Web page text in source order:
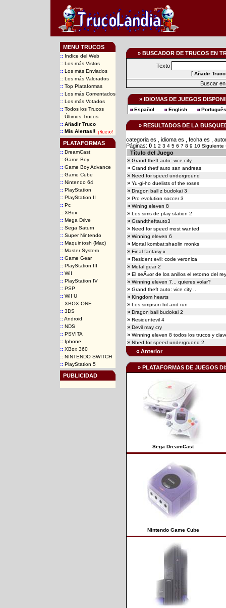
MENU TRUCOS
::Indice del Web
::Los más Vistos
::Los más Enviados
::Los más Valorados
::Top Plataformas
::Los más Comentados
::Los más Votados
::Todos los Trucos
::Últimos Trucos
:: Añadir Truco
:: Mis Alertas!!
PLATAFORMAS
::DreamCast
::Game Boy
::Game Boy Advance
::Game Cube
::Nintendo 64
::PlayStation
::PlayStation II
::Pc
::XBox
::Mega Drive
::Sega Saturn
::Super Nintendo
::Maquintosh (Mac)
::Master System
::Game Gear
::PlayStation III
::WII
::PlayStation IV
::PSP
::WII U
::XBOX ONE
::3DS
::Android
::NDS
::PSVITA
::Iphone
::XBox 360
::NINTENDO SWITCH
::PlayStation 5
PUBLICIDAD
» BUSCADOR DE TRUCOS EN
Texto
[ Añadir Truco
Buscar
» IDIOMAS DE JUEGOS
Español English Português
» RESULTADOS DE LA
categoria es , idioma es , fecha es ,
Páginas: 0 1 2 3 4 5 6 7 8 9 10 Siguiente
Título del Juego
» Grand theft auto: vice city
» Grand thetf auto san andreas
» Need for speed underground
» Yu-gi-ho duelists of the roses
» Dragon ball z budokai 3
» Pro evolution soccer 3
» Wining eleven 8
» Los sims de play station 2
» Grandtheftauto3
» Need for speed most wanted
» Winning eleven 6
» Mortal kombat:shaolin monks
» Final fantasy x
» Resident evil: code veronica
» Metal gear 2
» El seÃ±or de los anillos el retorno del rey
» Winning eleven 7... quieres volar?
» Grand theft auto: vice city ..
» Kingdom hearts
» Los simpson hit and run
» Dragon ball budokai 2
» Residentevil 4
» Devil may cry
» Winning eleven 8 todos los trucos y
» Nhed for speed undergruond 2
« Anterior
» PLATAFORMAS DE JUEGOS
Sega DreamCast
Nintendo Game Cube